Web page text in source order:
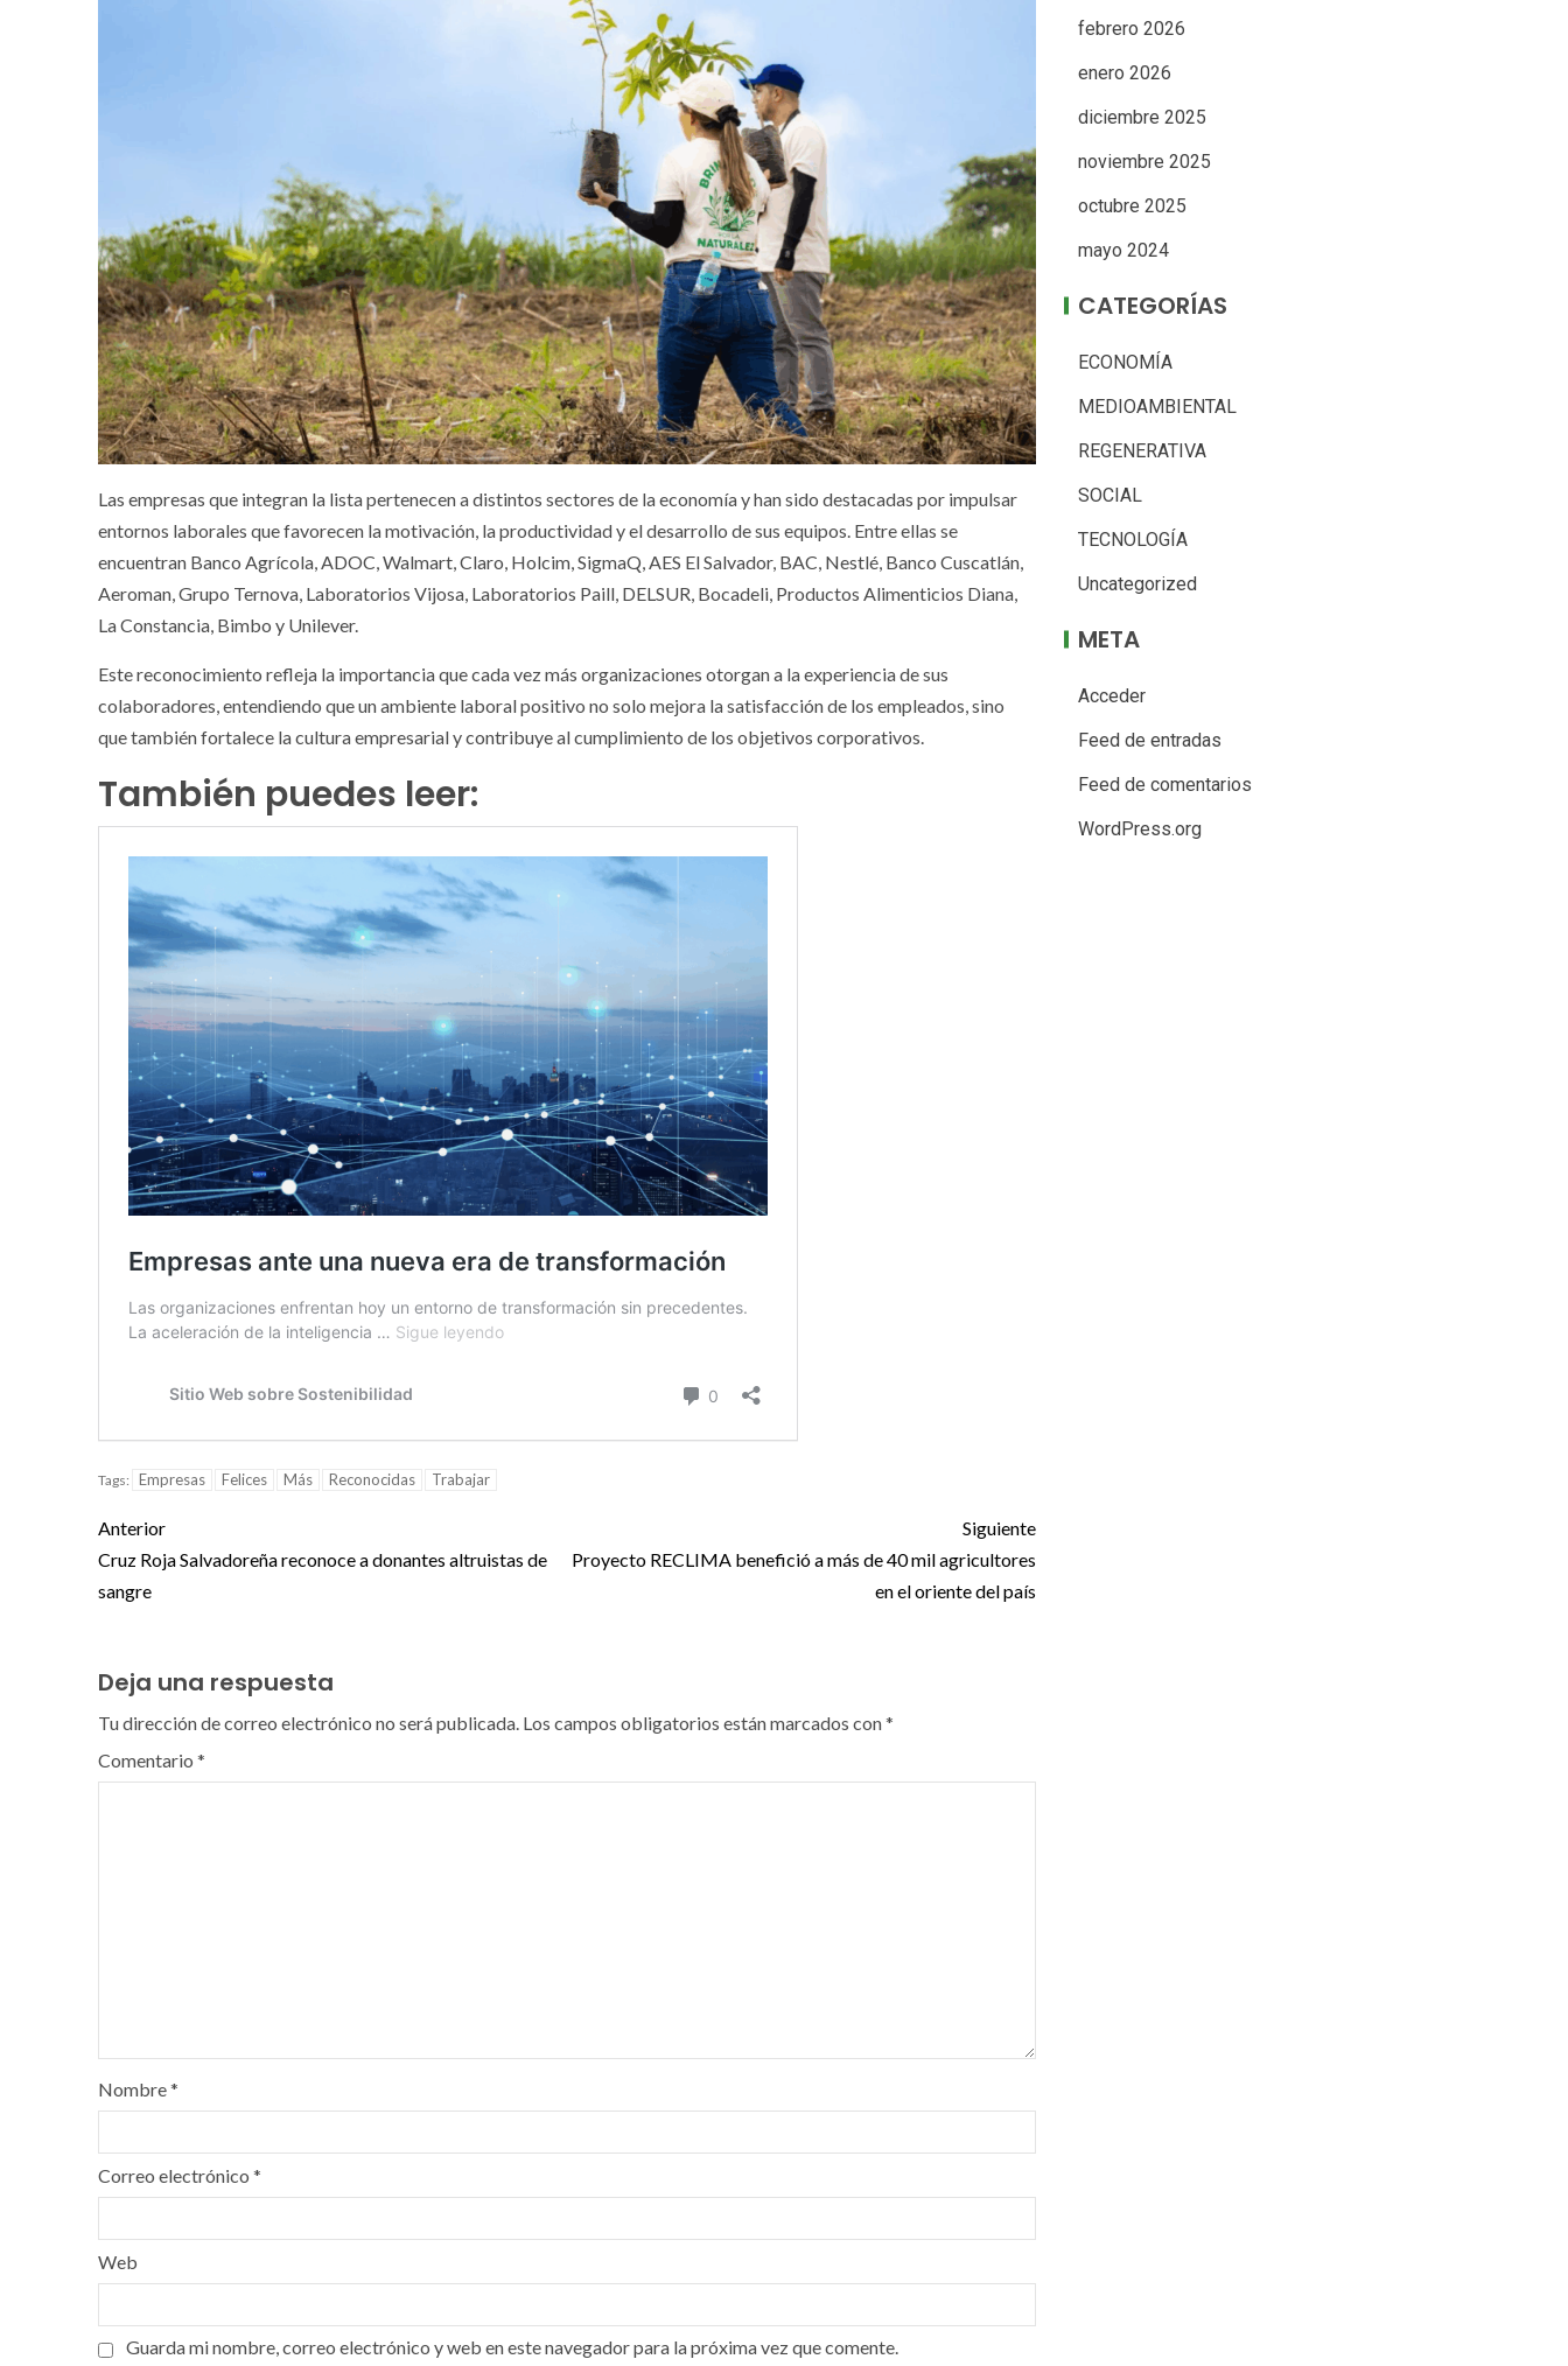
Las empresas que integran la lista pertenecen a distintos sectores de la economía y han sido destacadas por impulsar
entornos laborales que favorecen la motivación, la productividad y el desarrollo de sus equipos. Entre ellas se
encuentran Banco Agrícola, ADOC, Walmart, Claro, Holcim, SigmaQ, AES El Salvador, BAC, Nestlé, Banco Cuscatlán,
Aeroman, Grupo Ternova, Laboratorios Vijosa, Laboratorios Paill, DELSUR, Bocadeli, Productos Alimenticios Diana,
La Constancia, Bimbo y Unilever.
Este reconocimiento refleja la importancia que cada vez más organizaciones otorgan a la experiencia de sus
colaboradores, entendiendo que un ambiente laboral positivo no solo mejora la satisfacción de los empleados, sino
que también fortalece la cultura empresarial y contribuye al cumplimiento de los objetivos corporativos.
También puedes leer:
Tags: Empresas Felices Más Reconocidas Trabajar
Anterior
Cruz Roja Salvadoreña reconoce a donantes altruistas de
sangre
Siguiente
Proyecto RECLIMA benefició a más de 40 mil agricultores
en el oriente del país
Deja una respuesta
Tu dirección de correo electrónico no será publicada. Los campos obligatorios están marcados con*
Comentario *
Nombre*
Correo electrónico *
Web
Guarda mi nombre, correo electrónico y web en este navegador para la próxima vez que comente.
febrero 2026
enero 2026
diciembre 2025
noviembre 2025
octubre 2025
mayo 2024
CATEGORÍAS
ECONOMÍA
MEDIOAMBIENTAL
REGENERATIVA
SOCIAL
TECNOLOGÍA
Uncategorized
META
Acceder
Feed de entradas
Feed de comentarios
WordPress.org